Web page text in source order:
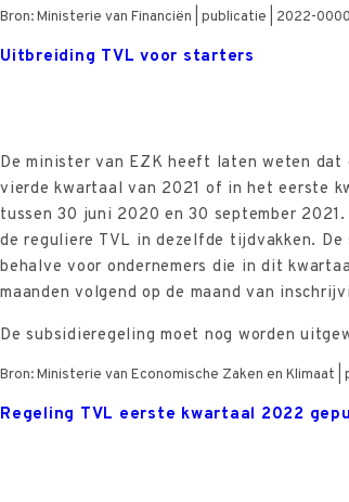
Bron: Ministerie van Financiën | publicatie | 2022-
Uitbreiding TVL voor starters
De minister van EZK heeft laten weten dat
vierde kwartaal van 2021 of in het eerste
tussen 30 juni 2020 en 30 september
de reguliere TVL in dezelfde tijdvakken.
behalve voor ondernemers die in dit
maanden volgend op de maand van
De subsidieregeling moet nog worden
Bron: Ministerie van Economische Zaken en Klimaat
Regeling TVL eerste kwartaal 2022